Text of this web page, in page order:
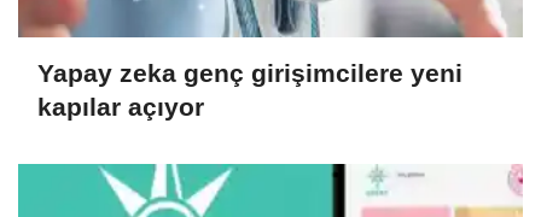
Yapay zeka genç girişimcilere yeni
kapılar açıyor